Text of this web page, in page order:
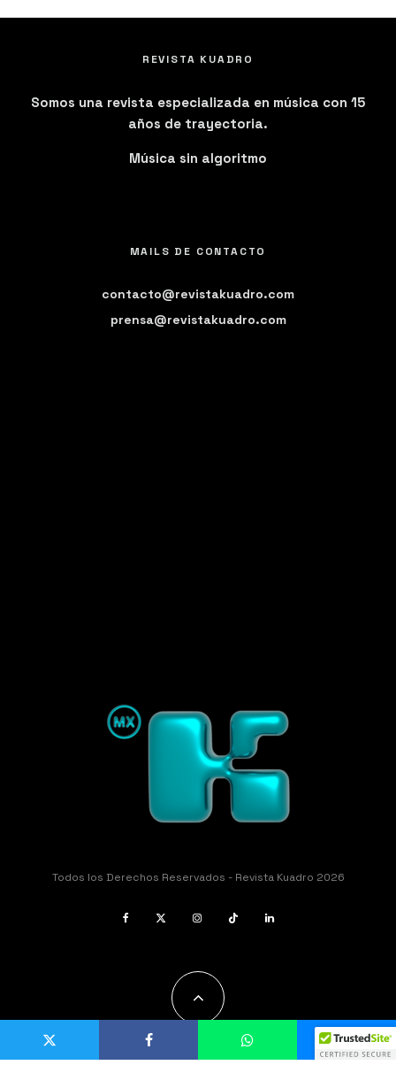
REVISTA KUADRO
Somos una revista especializada en música con 15
años de trayectoria.
Música sin algoritmo
MAILS DE CONTACTO
contacto@revistakuadro.com
prensa@revistakuadro.com
Todos los Derechos Reservados - Revista Kuadro 2026